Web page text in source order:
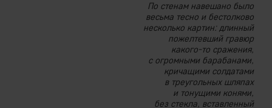
По стенам навешано было
весьма тесно и бестолково
несколько картин: длинный
пожелтевший гравюр
какого-то сражения,
с огромными барабанами,
кричащими солдатами
в треугольных шляпах
и тонущими конями,
без стекла, вставленный